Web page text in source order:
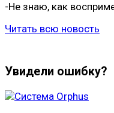
-Не знаю, как
Читать всю новость
Увидели ошибку?